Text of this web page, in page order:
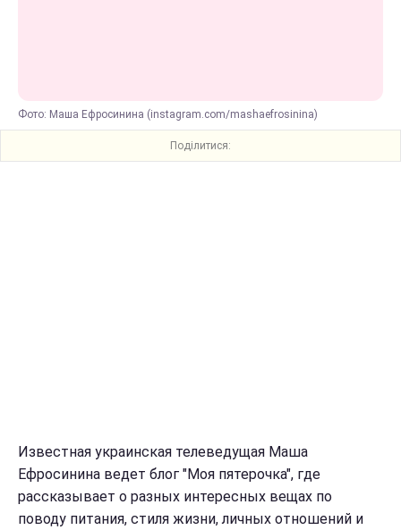
Фото: Маша Ефросинина (instagram.com/mashaefrosininа)
Поділитися:
Известная украинская телеведущая Маша
Ефросинина ведет блог "Моя пятерочка", где
рассказывает о разных интересных вещах по
поводу питания, стиля жизни, личных отношений и